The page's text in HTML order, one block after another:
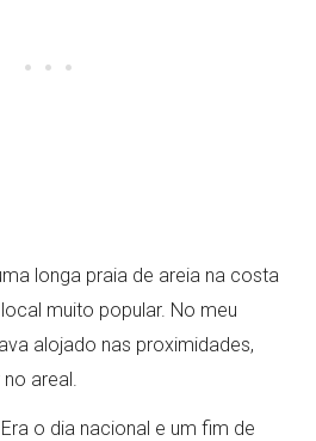
longa praia de areia na costa
muito popular. No meu
alojado nas proximidades,
areal.
o dia nacional e um fim de